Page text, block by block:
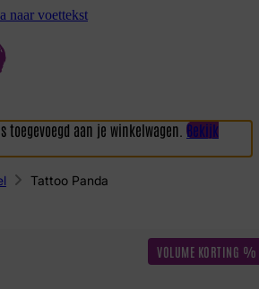
naar voettekst
toegevoegd aan je winkelwagen. Bekijk
Tattoo Panda